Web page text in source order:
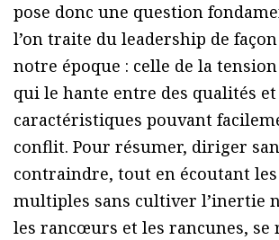
pose donc une question
l’on traite du leadership de
notre époque : celle de la
qui le hante entre des qualités et
caractéristiques pouvant
conflit. Pour résumer, diriger
contraindre, tout en écoutant
multiples sans cultiver l’inertie
les rancœurs et les rancunes, se